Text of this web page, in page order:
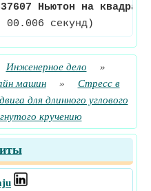
Ньютон на
00.006 секунд)
Инженерное дело
»
машин »
Стресс в
для длинного углового
кручению